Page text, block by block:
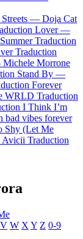
Streets — Doja Cat
Lover —
Traduction
Traduction
Michele Morrone
Stand By —
Forever
WRLD Traduction
I Think I’m
bad vibes forever
Shy (Let Me
Avicii Traduction
V W X Y Z 0-9